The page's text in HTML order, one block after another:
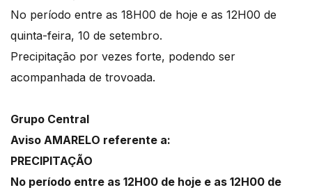
No período entre as 18H00 de hoje e as 12H00 de
quinta-feira, 10 de setembro.
Precipitação por vezes forte, podendo ser
acompanhada de trovoada.
Grupo Central
Aviso AMARELO referente a:
PRECIPITAÇÃO
No período entre as 12H00 de hoje e as 12H00 de